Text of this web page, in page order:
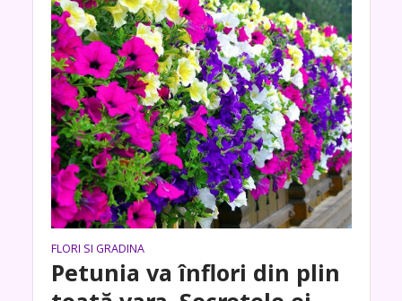
FLORI SI GRADINA
Petunia va înflori din plin